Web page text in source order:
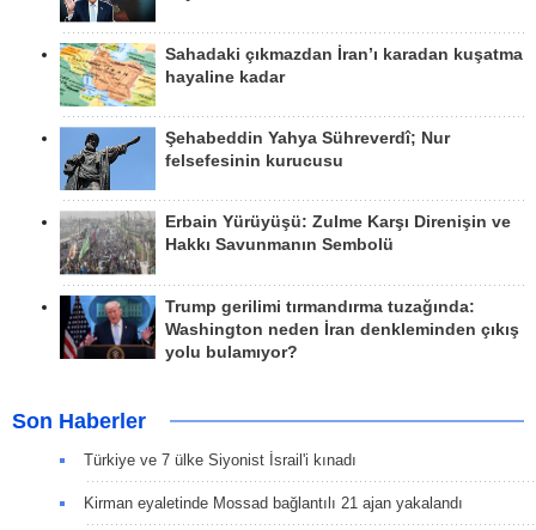
Sahadaki çıkmazdan İran’ı karadan kuşatma
hayaline kadar
Şehabeddin Yahya Sühreverdî; Nur
felsefesinin kurucusu
Erbain Yürüyüşü: Zulme Karşı Direnişin ve
Hakkı Savunmanın Sembolü
Trump gerilimi tırmandırma tuzağında:
Washington neden İran denkleminden çıkış
yolu bulamıyor?
Son Haberler
Türkiye ve 7 ülke Siyonist İsrail'i kınadı
Kirman eyaletinde Mossad bağlantılı 21 ajan yakalandı